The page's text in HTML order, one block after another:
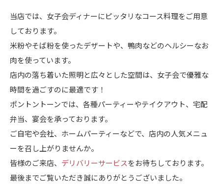
当店では、女子会ディナーにピッタリなコース料理をご用意
しております。
米粉やそば粉を使ったデザートや、鴨肉などのヘルシーなお
肉を使っています。
店内の落ち着いた照明と広々とした空間は、女子会で優雅な
時間を過ごすのに最適です！
ポントントーンでは、各種パーティーやテイクアウト、宅配
弁当、宴会を承っております。
ご自宅や会社、ホームパーティーなどで、店内の人気メニュ
ーを召し上がりませんか。
皆様のご来店、 デリバリーサービスをお待ちしております。
最後までご覧いただき誠にありがとうございました。